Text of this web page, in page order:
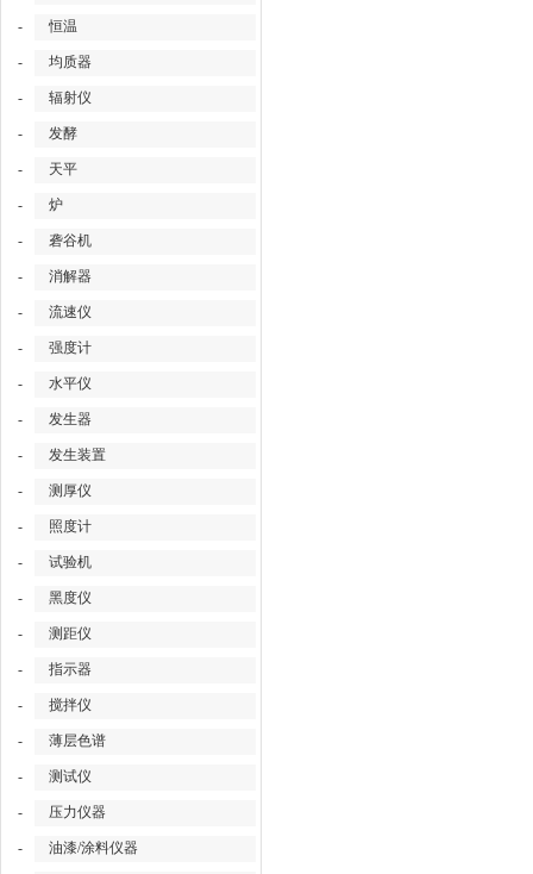
- 恒温
- 均质器
- 辐射仪
- 发酵
- 天平
- 炉
- 砻谷机
- 消解器
- 流速仪
- 强度计
- 水平仪
- 发生器
- 发生装置
- 测厚仪
- 照度计
- 试验机
- 黑度仪
- 测距仪
- 指示器
- 搅拌仪
- 薄层色谱
- 测试仪
- 压力仪器
- 油漆/涂料仪器